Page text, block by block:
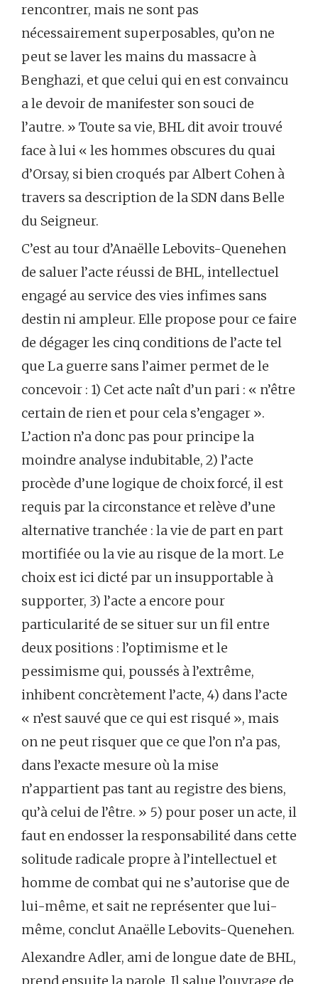
rencontrer, mais ne sont pas
nécessairement superposables, qu’on ne
peut se laver les mains du massacre à
Benghazi, et que celui qui en est convaincu
a le devoir de manifester son souci de
l’autre. » Toute sa vie, BHL dit avoir trouvé
face à lui « les hommes obscures du quai
d’Orsay, si bien croqués par Albert Cohen à
travers sa description de la SDN dans Belle
du Seigneur.
C’est au tour d’Anaëlle Lebovits-Quenehen
de saluer l’acte réussi de BHL, intellectuel
engagé au service des vies infimes sans
destin ni ampleur. Elle propose pour ce faire
de dégager les cinq conditions de l’acte tel
que La guerre sans l’aimer permet de le
concevoir : 1) Cet acte naît d’un pari : « n’être
certain de rien et pour cela s’engager ».
L’action n’a donc pas pour principe la
moindre analyse indubitable, 2) l’acte
procède d’une logique de choix forcé, il est
requis par la circonstance et relève d’une
alternative tranchée : la vie de part en part
mortifiée ou la vie au risque de la mort. Le
choix est ici dicté par un insupportable à
supporter, 3) l’acte a encore pour
particularité de se situer sur un fil entre
deux positions : l’optimisme et le
pessimisme qui, poussés à l’extrême,
inhibent concrètement l’acte, 4) dans l’acte
« n’est sauvé que ce qui est risqué », mais
on ne peut risquer que ce que l’on n’a pas,
dans l’exacte mesure où la mise
n’appartient pas tant au registre des biens,
qu’à celui de l’être. » 5) pour poser un acte, il
faut en endosser la responsabilité dans cette
solitude radicale propre à l’intellectuel et
homme de combat qui ne s’autorise que de
lui-même, et sait ne représenter que lui-
même, conclut Anaëlle Lebovits-Quenehen.
Alexandre Adler, ami de longue date de BHL,
prend ensuite la parole. Il salue l’ouvrage de